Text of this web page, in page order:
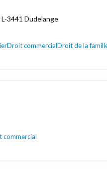
3441 Dudelange
Droit commercialDroit de la
commercial